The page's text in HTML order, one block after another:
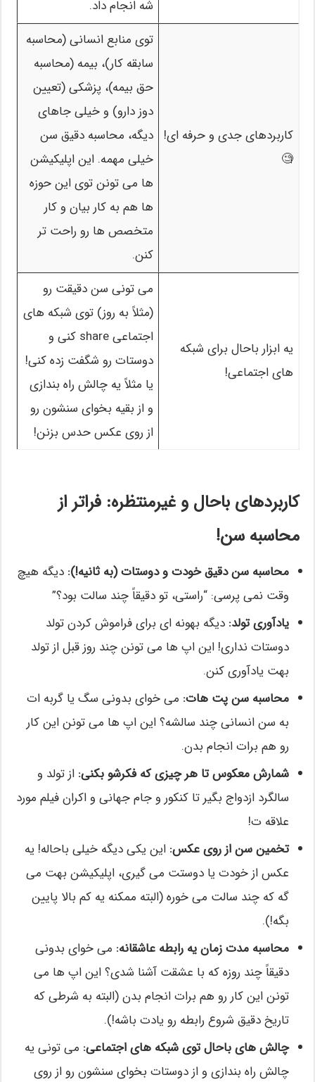
شه انجام داد.
کاربردهای جدی و حرفه ای!
🧐
توی منابع انسانی (محاسبه
سابقه کار)، بیمه (محاسبه
حق بیمه)، پزشکی (تعیین
دوز دارو) و خیلی جاهای
دیگه، محاسبه دقیق سن
خیلی مهمه. این اپلیکیشن
ها می تونن توی این حوزه
ها هم به کار بیان و کار
متخصص ها رو راحت تر
کنن.
یه ابزار باحال برای شبکه
های اجتماعی!
می تونی سن دقیقت رو
(مثلاً به روز) توی شبکه های
اجتماعی share کنی و
دوستات رو شگفت زده کنی!
یا مثلاً یه چالش راه بندازی
و از بقیه بخوای سنشون رو
از روی عکس حدس بزنن!
کاربردهای باحال و غیرمنتظره: فراتر از
محاسبه سن!
محاسبه سن دقیق خودت و دوستات (به ثانیه!): دیگه هیچ
وقت نمی پرسی: “راستی، تو دقیقاً چند سالت بود؟”
یادآوری تولد: دیگه بهونه ای برای فراموش کردن تولد
دوستات نداری! این اپ ها می تونن چند روز قبل از تولد
بهت یادآوری کنن.
محاسبه سن پت هات: می خوای بدونی سگ یا گربه ات
به سن انسانی چند سالشه؟ این اپ ها می تونن این کار
رو هم برات انجام بدن.
شمارش معکوس تا هر چیزی که فکرشو بکنی: از تولد و
سالگرد ازدواج بگیر تا کنکور و جام جهانی و اکران فیلم مورد
علاقه ت!
تخمین سن از روی عکس: این یکی دیگه خیلی باحاله! یه
عکس از خودت یا دوستت می گیری، اپلیکیشن بهت می
گه که چند سالت می خوره (البته ممکنه یه کم بالا پایین
بگه!).
محاسبه مدت زمان یه رابطه عاشقانه: می خوای بدونی
دقیقاً چند روزه که با عشقت آشنا شدی؟ این اپ ها می
تونن این کار رو هم برات انجام بدن (البته به شرطی که
تاریخ دقیق شروع رابطه رو یادت باشه!).
چالش های باحال توی شبکه های اجتماعی: می تونی یه
چالش راه بندازی و از دوستات بخوای سنشون رو از روی